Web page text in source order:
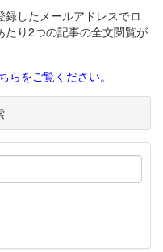
したメールアドレスでロ
たり2つの記事の全文閲覧が
らをご覧ください。